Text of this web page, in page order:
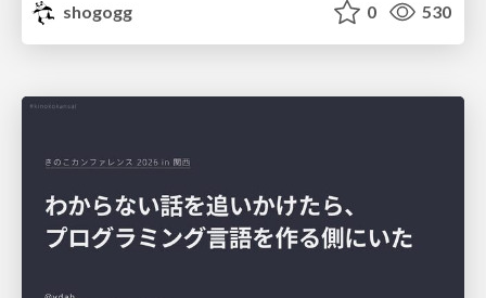
shogogg
0 530